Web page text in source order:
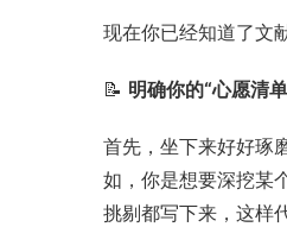
现在你已经知道了文
📝 明确你的“心愿清
首先，坐下来好好琢
如，你是想要深挖某
挑剔都写下来，这样